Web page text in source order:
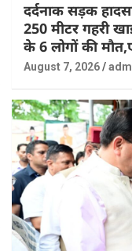
दर्दनाक सड़क
250 मीटर गहरी
के 6 लोगों की
August 7, 2026